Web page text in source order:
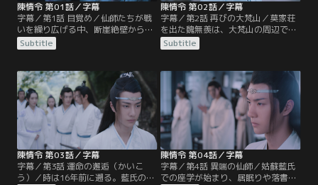
陳情令 第01話／字幕
字幕／第1話 目覚め／仙師たちが戦
いを繰り広げる中、断崖絶壁から身
を投げようとする1人の男がいた。
彼の名は魏無羨。手を伸ばし救おう
す江澄。2人の目前で魏無羨は奈落
の底へと落ちていった…。16年後、
魏無羨は莫家荘の一室で莫玄羽とし
て目覚める。蘭陵金氏宗主の隠し子
だった莫玄羽が、自分の命と引き換
えに…。
Subtitle
陳情令 第02話／字幕
字幕／第2話 再びの大梵山／莫家荘
を出た魏無羨は、大梵山の周辺で
人々の魂が奪われる事件が起きてい
ることを知り山へと向かう。大梵山
江氏、師姉 江厭離の忘れ形見の金凌
の率いる蘭陵金氏、そして藍忘機率
いる姑蘇藍氏も集まっていた。魏無
羨は墓守の老人の言葉から祠へと向
かうが…。
Subtitle
陳情令 第03話／字幕
字幕／第3話 運命の邂逅（かいこ
う）／時は16年前に遡る。藍氏の座
陳情令 第04話／字幕
字幕／第4話 異端の仙師／姑蘇藍氏
での座学が始まり、居眠りや落書き